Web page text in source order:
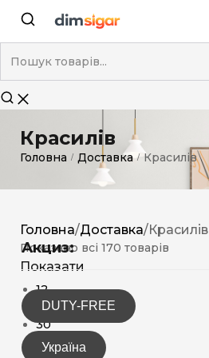
Красилів
Головна / Доставка / Красилів
Акциз:
DUTY-FREE
Україна
Головна/Доставка/Красилів
Показано всі 170 товарів
Показати
12
15
30